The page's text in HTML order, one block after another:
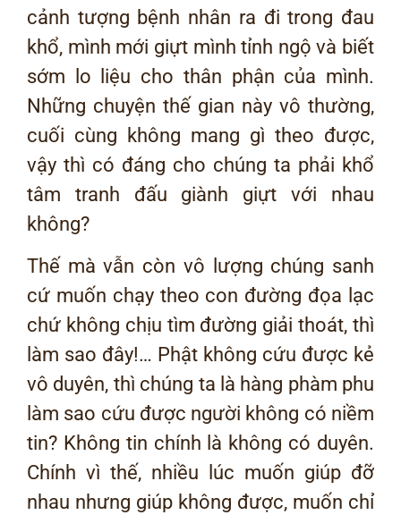
cảnh tượng bệnh nhân ra đi trong đau
khổ, mình mới giựt mình tỉnh ngộ và biết
sớm lo liệu cho thân phận của mình.
Những chuyện thế gian này vô thường,
cuối cùng không mang gì theo được,
vậy thì có đáng cho chúng ta phải khổ
tâm tranh đấu giành giựt với nhau
không?
Thế mà vẫn còn vô lượng chúng sanh
cứ muốn chạy theo con đường đọa lạc
chứ không chịu tìm đường giải thoát, thì
làm sao đây!… Phật không cứu được kẻ
vô duyên, thì chúng ta là hàng phàm phu
làm sao cứu được người không có niềm
tin? Không tin chính là không có duyên.
Chính vì thế, nhiều lúc muốn giúp đỡ
nhau nhưng giúp không được, muốn chỉ